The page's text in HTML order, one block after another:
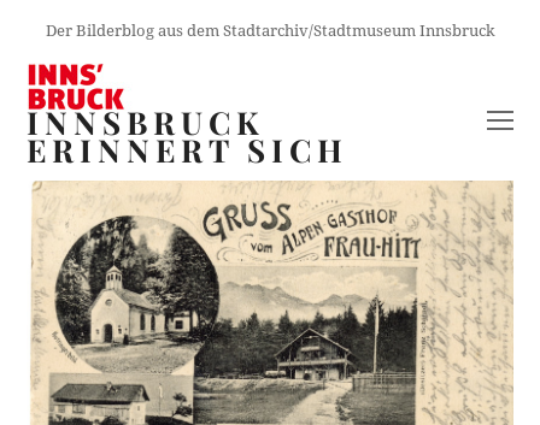
Der Bilderblog aus dem Stadtarchiv/Stadtmuseum Innsbruck
INNSBRUCK
ERINNERT SICH